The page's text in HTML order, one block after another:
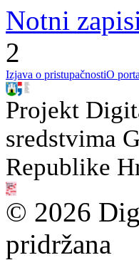
Notni
2
Izjava o pristupačnostiO
Projekt
sredstvima
Republike
© 2026
pridržana